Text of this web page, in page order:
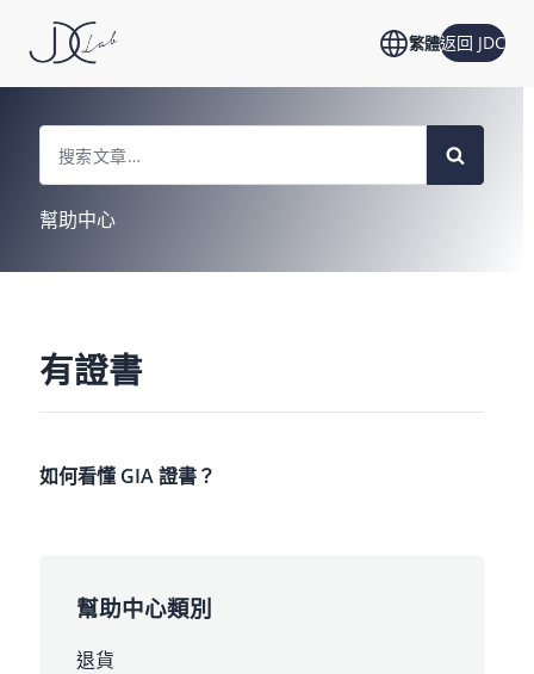
返回 JDC
繁體
For
幫助中心
有證書
如何看懂 GIA 證書？
幫助中心類別
退貨